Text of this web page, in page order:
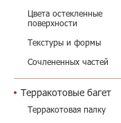
Цвета остекленные
поверхности
Текстуры и формы
Сочлененных частей
Терракотовые багет
Терракотовая палку